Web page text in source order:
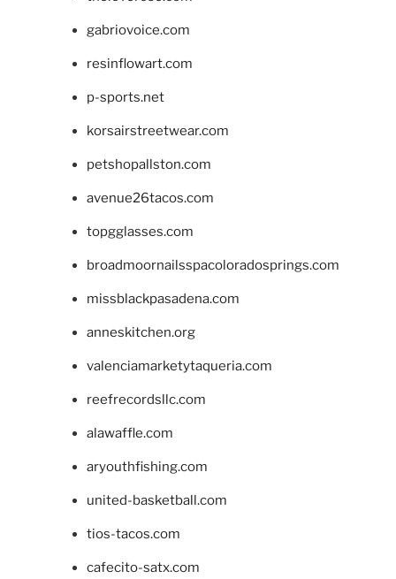
gabriovoice.com
resinflowart.com
p-sports.net
korsairstreetwear.com
petshopallston.com
avenue26tacos.com
topgglasses.com
broadmoornailsspacoloradosprings.com
missblackpasadena.com
anneskitchen.org
valenciamarketytaqueria.com
reefrecordsllc.com
alawaffle.com
aryouthfishing.com
united-basketball.com
tios-tacos.com
cafecito-satx.com